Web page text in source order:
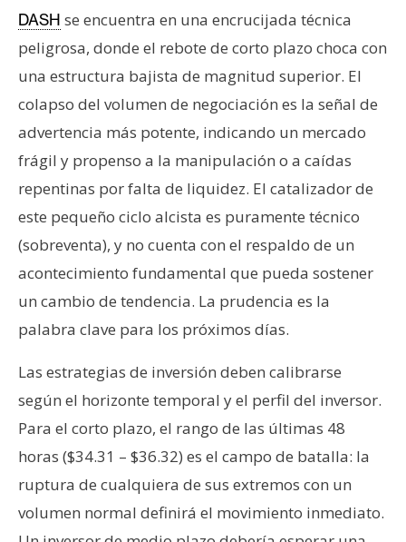
DASH se encuentra en una encrucijada técnica
peligrosa, donde el rebote de corto plazo choca con
una estructura bajista de magnitud superior. El
colapso del volumen de negociación es la señal de
advertencia más potente, indicando un mercado
frágil y propenso a la manipulación o a caídas
repentinas por falta de liquidez. El catalizador de
este pequeño ciclo alcista es puramente técnico
(sobreventa), y no cuenta con el respaldo de un
acontecimiento fundamental que pueda sostener
un cambio de tendencia. La prudencia es la
palabra clave para los próximos días.
Las estrategias de inversión deben calibrarse
según el horizonte temporal y el perfil del inversor.
Para el corto plazo, el rango de las últimas 48
horas ($34.31 – $36.32) es el campo de batalla: la
ruptura de cualquiera de sus extremos con un
volumen normal definirá el movimiento inmediato.